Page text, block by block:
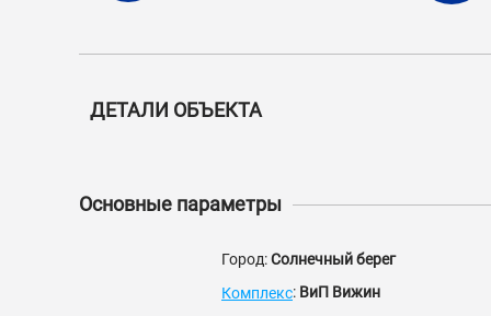
ДЕТАЛИ ОБЪЕКТА
Основные параметры
Город:Солнечный берег
Комплекс: ВиП Вижин